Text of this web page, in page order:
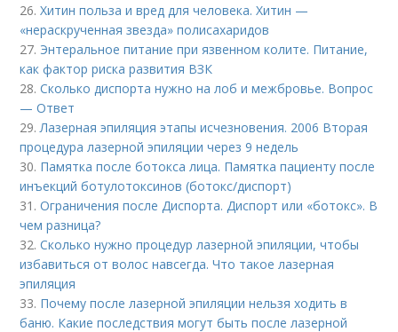
26.Хитин польза и вред для человека. Хитин —
«нераскрученная звезда» полисахаридов
27. Энтеральное питание при язвенном колите. Питание,
как фактор риска развития ВЗК
28.Сколько диспорта нужно на лоб и межбровье. Вопрос
— Ответ
29.Лазерная эпиляция этапы исчезновения. 2006 Вторая
процедура лазерной эпиляции через 9 недель
30. Памятка после ботокса лица. Памятка пациенту после
инъекций ботулотоксинов (ботокс/диспорт)
31.Ограничения после Диспорта. Диспорт или «ботокс». В
чем разница?
32.Сколько нужно процедур лазерной эпиляции, чтобы
избавиться от волос навсегда. Что такое лазерная
эпиляция
33. Почему после лазерной эпиляции нельзя ходить в
баню. Какие последствия могут быть после лазерной